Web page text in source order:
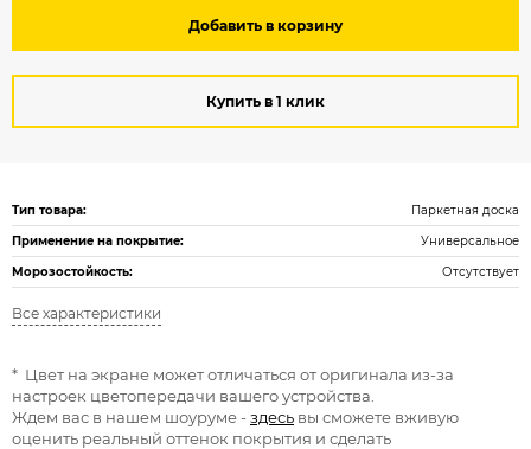
Добавить в корзину
Купить в 1 клик
Тип товара:
Паркетная доска
Применение на покрытие:
Универсальное
Морозостойкость:
Отсутствует
Все характеристики
* Цвет на экране может отличаться от оригинала из-за
настроек цветопередачи вашего устройства.
Ждем вас в нашем шоуруме -здесь вы сможете вживую
оценить реальный оттенок покрытия и сделать